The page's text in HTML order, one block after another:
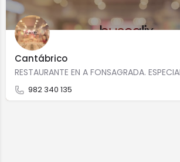
Cantábrico
982 340 135